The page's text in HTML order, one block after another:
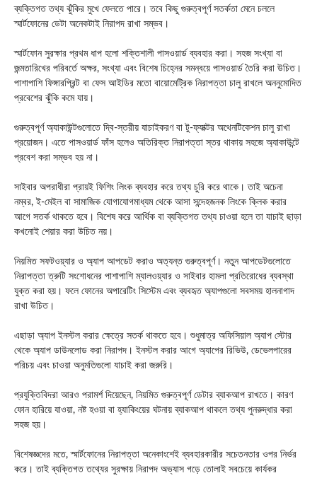
ব্যক্তিগত তথ্য ঝুঁকির মুখে ফেলতে পারে। তবে কিছু গুরুত্বপূর্ণ সতর্কতা মেনে চললে
স্মার্টফোনের ডেটা অনেকটাই নিরাপদ রাখা সম্ভব।
স্মার্টফোন সুরক্ষার প্রথম ধাপ হলো শক্তিশালী পাসওয়ার্ড ব্যবহার করা। সহজ সংখ্যা বা
জন্মতারিখের পরিবর্তে অক্ষর, সংখ্যা এবং বিশেষ চিহ্নের সমন্বয়ে পাসওয়ার্ড তৈরি করা উচিত।
পাশাপাশি ফিঙ্গারপ্রিন্ট বা ফেস আইডির মতো বায়োমেট্রিক নিরাপত্তা চালু রাখলে অননুমোদিত
প্রবেশের ঝুঁকি কমে যায়।
গুরুত্বপূর্ণ অ্যাকাউন্টগুলোতে দ্বি-স্তরীয় যাচাইকরণ বা টু-ফ্যাক্টর অথেনটিকেশন চালু রাখা
প্রয়োজন। এতে পাসওয়ার্ড ফাঁস হলেও অতিরিক্ত নিরাপত্তা স্তর থাকায় সহজে অ্যাকাউন্টে
প্রবেশ করা সম্ভব হয় না।
সাইবার অপরাধীরা প্রায়ই ফিশিং লিংক ব্যবহার করে তথ্য চুরি করে থাকে। তাই অচেনা
নম্বর, ই-মেইল বা সামাজিক যোগাযোগমাধ্যম থেকে আসা সন্দেহজনক লিংকে ক্লিক করার
আগে সতর্ক থাকতে হবে। বিশেষ করে আর্থিক বা ব্যক্তিগত তথ্য চাওয়া হলে তা যাচাই ছাড়া
কখনোই শেয়ার করা উচিত নয়।
নিয়মিত সফটওয়্যার ও অ্যাপ আপডেট করাও অত্যন্ত গুরুত্বপূর্ণ। নতুন আপডেটগুলোতে
নিরাপত্তা ত্রুটি সংশোধনের পাশাপাশি ম্যালওয়্যার ও সাইবার হামলা প্রতিরোধের ব্যবস্থা
যুক্ত করা হয়। ফলে ফোনের অপারেটিং সিস্টেম এবং ব্যবহৃত অ্যাপগুলো সবসময় হালনাগাদ
রাখা উচিত।
এছাড়া অ্যাপ ইনস্টল করার ক্ষেত্রে সতর্ক থাকতে হবে। শুধুমাত্র অফিসিয়াল অ্যাপ স্টোর
থেকে অ্যাপ ডাউনলোড করা নিরাপদ। ইনস্টল করার আগে অ্যাপের রিভিউ, ডেভেলপারের
পরিচয় এবং চাওয়া অনুমতিগুলো যাচাই করা জরুরি।
প্রযুক্তিবিদরা আরও পরামর্শ দিয়েছেন, নিয়মিত গুরুত্বপূর্ণ ডেটার ব্যাকআপ রাখতে। কারণ
ফোন হারিয়ে যাওয়া, নষ্ট হওয়া বা হ্যাকিংয়ের ঘটনায় ব্যাকআপ থাকলে তথ্য পুনরুদ্ধার করা
সহজ হয়।
বিশেষজ্ঞদের মতে, স্মার্টফোনের নিরাপত্তা অনেকাংশেই ব্যবহারকারীর সচেতনতার ওপর নির্ভর
করে। তাই ব্যক্তিগত তথ্যের সুরক্ষায় নিরাপদ অভ্যাস গড়ে তোলাই সবচেয়ে কার্যকর